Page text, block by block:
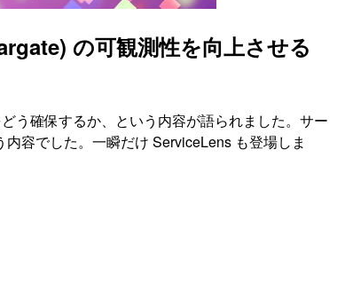
の可観測性を向上させる
う確保するか、という内容が語られました。サー
容でした。一瞬だけ ServiceLens も登場しま